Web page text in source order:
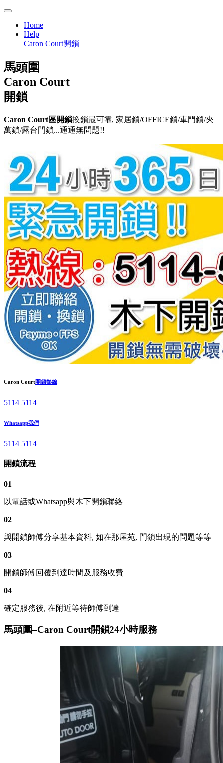
Home
Help
Caron Court開鎖
馬頭圍
Caron Court
開鎖
Caron Court區開鎖換鎖最可靠, 家居鎖/OFFICE鎖/車門鎖/夾
萬鎖/露台門鎖...通通無問題!!
Caron Court開鎖熱線
5114 5114
Whatsapp我們
5114 5114
開鎖流程
01
以電話或Whatsapp與木下開鎖聯絡
02
與開鎖師傅分享基本資料, 如在那屋苑, 門鎖出現的問題等等
03
開鎖師傅回覆到達時間及服務收費
04
確定服務後, 在附近等待師傅到達
馬頭圍–Caron Court開鎖24小時服務